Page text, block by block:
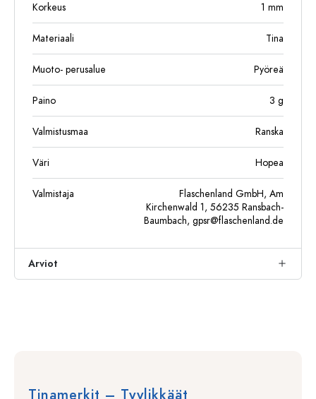
Korkeus 1 mm
Materiaali Tina
Muoto- perusalue Pyöreä
Paino 3 g
Valmistusmaa Ranska
Väri Hopea
Valmistaja
Flaschenland GmbH, Am
Kirchenwald 1, 56235 Ransbach-
Baumbach, gpsr@flaschenland.de
Arviot
Tinamerkit – Tyylikkäät